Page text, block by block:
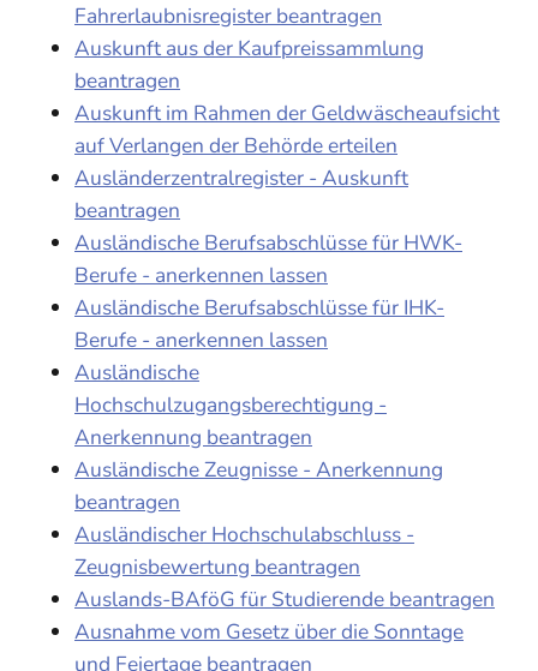
Fahrerlaubnisregister beantragen
Auskunft aus der Kaufpreissammlung
beantragen
Auskunft im Rahmen der Geldwäscheaufsicht
auf Verlangen der Behörde erteilen
Ausländerzentralregister - Auskunft
beantragen
Ausländische Berufsabschlüsse für HWK-
Berufe - anerkennen lassen
Ausländische Berufsabschlüsse für IHK-
Berufe - anerkennen lassen
Ausländische
Hochschulzugangsberechtigung -
Anerkennung beantragen
Ausländische Zeugnisse - Anerkennung
beantragen
Ausländischer Hochschulabschluss -
Zeugnisbewertung beantragen
Auslands-BAföG für Studierende beantragen
Ausnahme vom Gesetz über die Sonntage
und Feiertage beantragen